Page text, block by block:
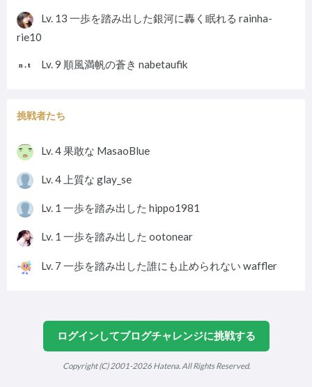
Lv. 13 一歩を踏み出した銀河に轟く眠れる rainha-
rie10
Lv. 9 順風満帆の蒼き nabetaufik
挑戦者たち
Lv. 4果敢な MasaoBlue
Lv. 4 上質な glay_se
Lv. 1 一歩を踏み出した hippo1981
Lv. 1 一歩を踏み出した ootonear
Lv. 7 一歩を踏み出した誰にも止められない waffler
ログインしてブログチャレンジに挑戦する
Copyright (C) 2001-2026 Hatena. All Rights Reserved.